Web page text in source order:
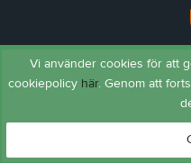
Vi använder cookies för att
cookiepolicy här. Genom att